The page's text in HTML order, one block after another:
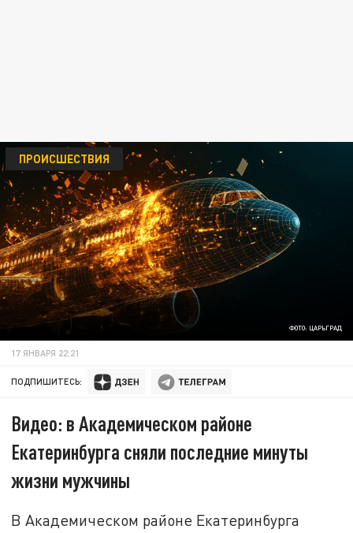
ФОТО: ЦАРЬГРАД
ПРОИСШЕСТВИЯ
17 ЯНВАРЯ 22:21
ПОДПИШИТЕСЬ:
Видео: в Академическом районе
Екатеринбурга сняли последние минуты
жизни мужчины
В Академическом районе Екатеринбурга